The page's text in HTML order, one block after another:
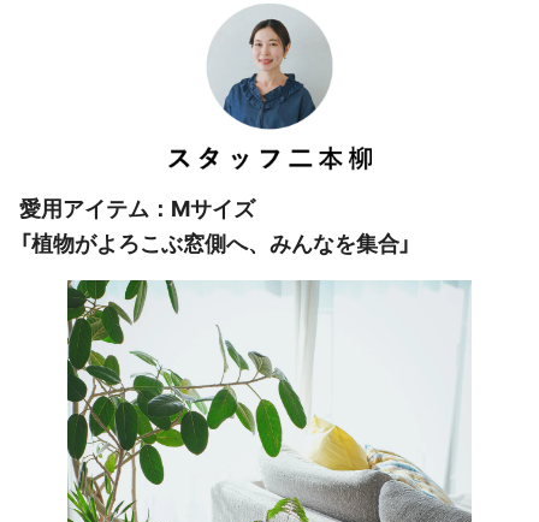
愛用アイテム：Mサイズ
「植物がよろこぶ窓側へ、みんなを集合」